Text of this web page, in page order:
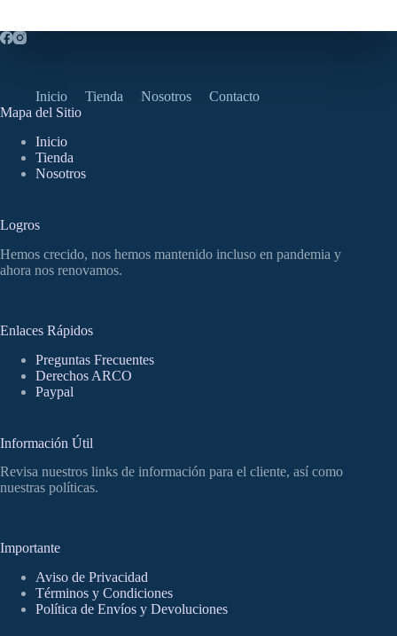
Inicio Tienda Nosotros
Contacto
Mapa del Sitio
Inicio
Tienda
Nosotros
Logros
Hemos crecido, nos hemos mantenido incluso en pandemia y
ahora nos renovamos.
Enlaces Rápidos
Preguntas Frecuentes
Derechos ARCO
Paypal
Información Útil
Revisa nuestros links de información para el cliente, así como
nuestras políticas.
Importante
Aviso de Privacidad
Términos y Condiciones
Política de Envíos y Devoluciones